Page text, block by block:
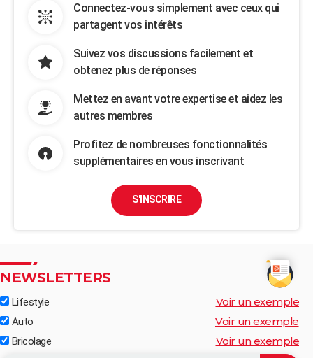
Connectez-vous simplement avec ceux qui
partagent vos intérêts
Suivez vos discussions facilement et
obtenez plus de réponses
Mettez en avant votre expertise et aidez les
autres membres
Profitez de nombreuses fonctionnalités
supplémentaires en vous inscrivant
S'INSCRIRE
NEWSLETTERS
Lifestyle Voir un exemple
Auto Voir un exemple
Bricolage Voir un exemple